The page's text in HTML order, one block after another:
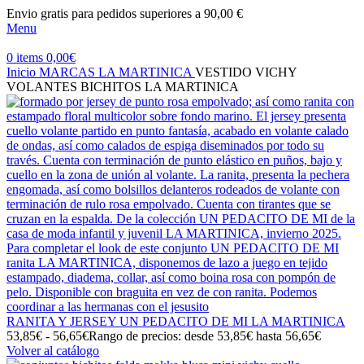
Envio gratis para pedidos superiores a 90,00 €
Menu
0 items 0,00€
Inicio MARCAS LA MARTINICA VESTIDO VICHY
VOLANTES BICHITOS LA MARTINICA
RANITA Y JERSEY UN PEDACITO DE MI LA MARTINICA
53,85€ - 56,65€Rango de precios: desde 53,85€ hasta 56,65€
Volver al catálogo